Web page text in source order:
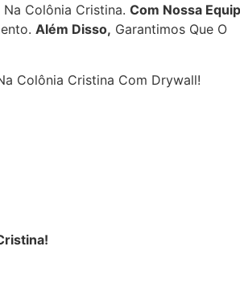
Colônia Cristina. Com Nossa
Além Disso, Garantimos Que O
Colônia Cristina Com Drywall!